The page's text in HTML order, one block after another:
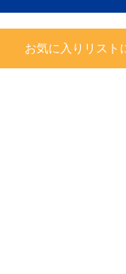
お気に入りリスト